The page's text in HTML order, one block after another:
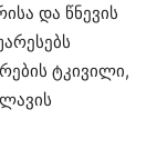
და წნევის
ტკივილი,